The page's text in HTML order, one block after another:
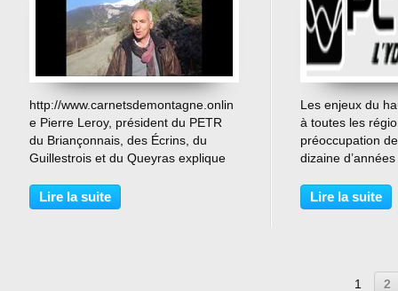
…
http://www.carnetsdemontagne.onlin
e Pierre Leroy, président du PETR
du Briançonnais, des Écrins, du
Guillestrois et du Queyras explique
Lire la suite
Les enjeux du
à toutes les
préoccupation
dizaine
ministre
zones blanches
Lire la suite
1 2